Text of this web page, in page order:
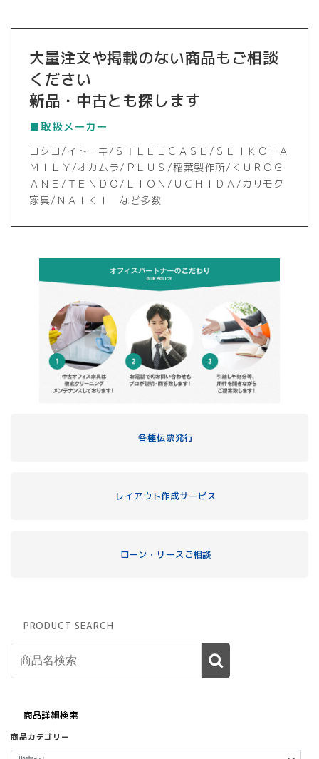
大量注文や掲載のない商品もご相談
ください
新品・中古とも探します
■取扱メーカー
コクヨ/イトーキ/ＳＴＬＥＥＣＡＳＥ/ＳＥＩＫＯＦＡ
ＭＩＬＹ/オカムラ/ＰＬＵＳ/稲葉製作所/ＫＵＲＯＧ
ＡＮＥ/ＴＥＮＤＯ/ＬＩＯＮ/ＵＣＨＩＤＡ/カリモク
家具/ＮＡＩＫＩ など多数
各種伝票発行
レイアウト作成サービス
ローン・リースご相談
PRODUCT SEARCH
商品詳細検索
商品カテゴリー